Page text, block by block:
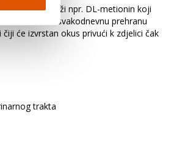
potrebe. Sadrži npr. DL-metionin koji
hrana za svakodnevnu prehranu
će izvrstan okus privući k zdjelici čak
trakta